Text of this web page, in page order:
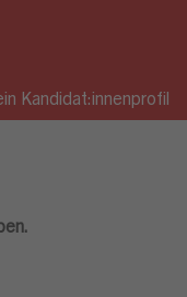
Kandidat:innenprofil